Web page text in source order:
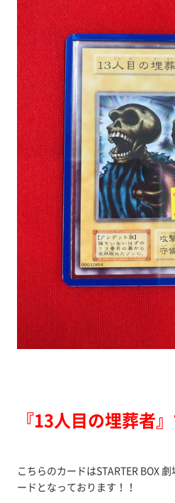
『13人目の埋葬者
こちらのカードはSTARTER BOX
ードとなっております！！